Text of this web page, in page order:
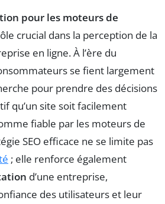
pour les moteurs de
crucial dans la perception de la
en ligne. À l’ère du
se fient largement
pour prendre des décisions
qu’un site soit facilement
fiable par les moteurs de
SEO efficace ne se limite pas
; elle renforce également
d’une entreprise,
des utilisateurs et leur